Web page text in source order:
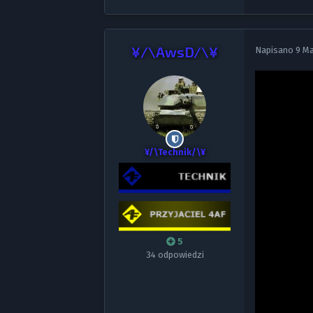
¥/\AwsD/\¥
¥/\Technik/\¥
5
34 odpowiedzi
Napisano 9